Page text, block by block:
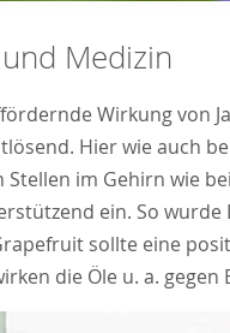
Medizin
Wirkung von
Hier wie auch
im Gehirn wie
ein. So
sollte eine
die Öle u. a.